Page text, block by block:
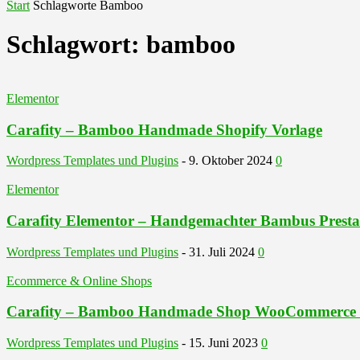
Start Schlagworte Bamboo
Schlagwort: bamboo
Elementor
Carafity – Bamboo Handmade Shopify Vorlage
Wordpress Templates und Plugins - 9. Oktober 2024 0
Elementor
Carafity Elementor – Handgemachter Bambus
Wordpress Templates und Plugins - 31. Juli 2024 0
Ecommerce & Online Shops
Carafity – Bamboo Handmade Shop
Wordpress Templates und Plugins - 15. Juni 2023 0